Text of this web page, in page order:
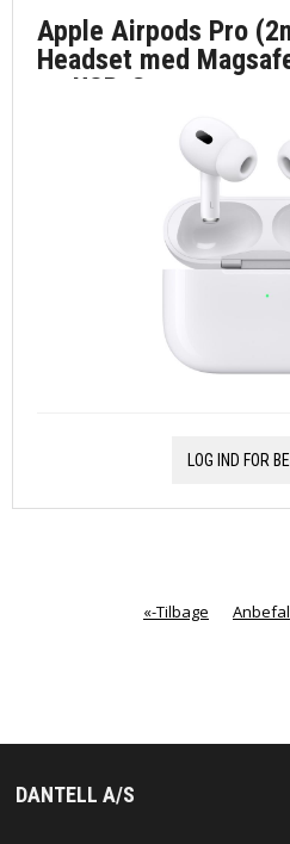
Apple Airpods Pro
Headset med
og USB-C
LOG IND FOR
«-Tilbage Anbefal
DANTELL A/S